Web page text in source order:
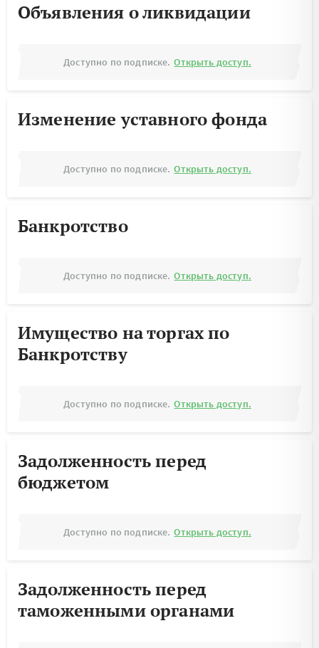
Объявления о ликвидации
Доступно по подписке. Открыть доступ.
Изменение уставного фонда
Доступно по подписке. Открыть доступ.
Банкротство
Доступно по подписке. Открыть доступ.
Имущество на торгах по
Банкротству
Доступно по подписке. Открыть доступ.
Задолженность перед
бюджетом
Доступно по подписке. Открыть доступ.
Задолженность перед
таможенными органами